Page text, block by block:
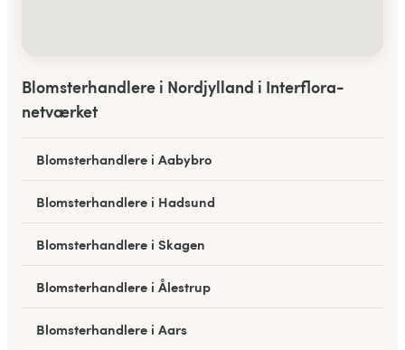
Blomsterhandlere i Nordjylland i Interflora-
netværket
Blomsterhandlere i Aabybro
Blomsterhandlere i Hadsund
Blomsterhandlere i Skagen
Blomsterhandlere i Ålestrup
Blomsterhandlere i Aars